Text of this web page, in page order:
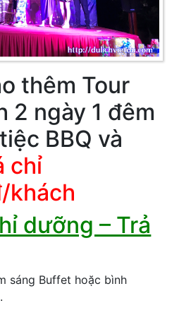
thêm Tour
2 ngày 1 đêm
BBQ và
chỉ
khách
dưỡng – Trả
sáng Buffet hoặc bình